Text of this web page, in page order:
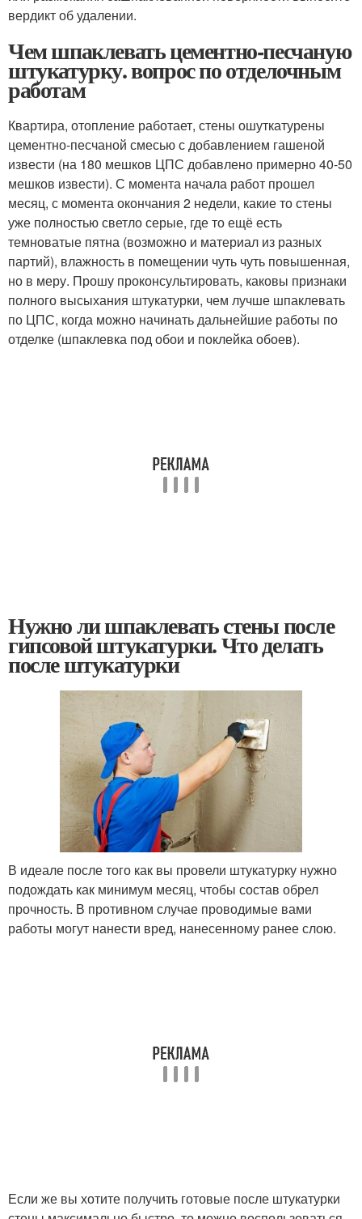
вердикт об удалении.
Чем шпаклевать цементно-песчаную
штукатурку. вопрос по отделочным
работам
Квартира, отопление работает, стены ошуткатурены
цементно-песчаной смесью с добавлением гашеной
извести (на 180 мешков ЦПС добавлено примерно 40-50
мешков извести). С момента начала работ прошел
месяц, с момента окончания 2 недели, какие то стены
уже полностью светло серые, где то ещё есть
темноватые пятна (возможно и материал из разных
партий), влажность в помещении чуть чуть повышенная,
но в меру. Прошу проконсультировать, каковы признаки
полного высыхания штукатурки, чем лучше шпаклевать
по ЦПС, когда можно начинать дальнейшие работы по
отделке (шпаклевка под обои и поклейка обоев).
Нужно ли шпаклевать стены после
гипсовой штукатурки. Что делать
после штукатурки
В идеале после того как вы провели штукатурку нужно
подождать как минимум месяц, чтобы состав обрел
прочность. В противном случае проводимые вами
работы могут нанести вред, нанесенному ранее слою.
Если же вы хотите получить готовые после штукатурки